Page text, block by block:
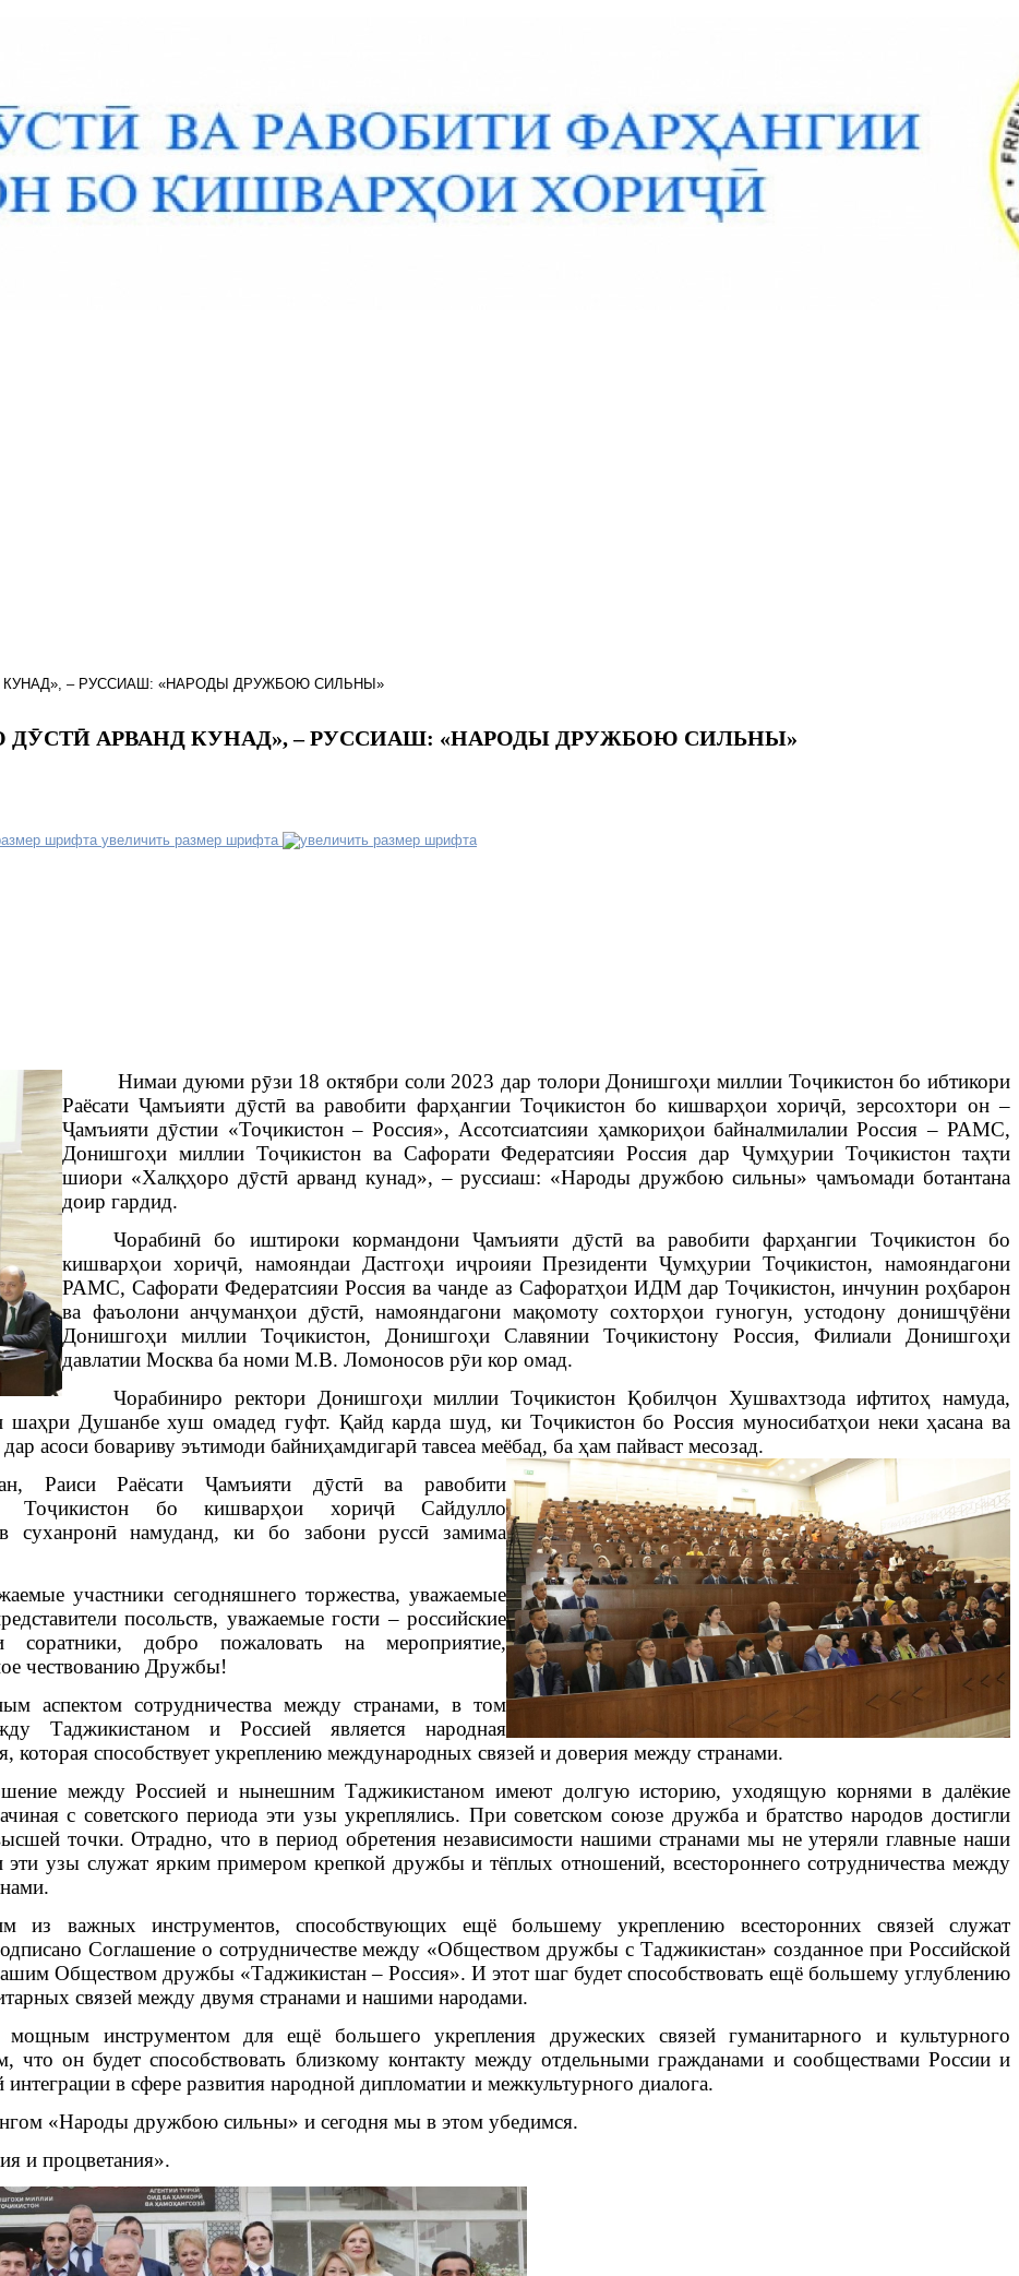
– РУССИАШ: «НАРОДЫ ДРУЖБОЮ СИЛЬНЫ»
АРВАНД КУНАД», – РУССИАШ: «НАРОДЫ ДРУЖБОЮ СИЛЬНЫ»
увеличить размер шрифта
Нимаи дуюми рӯзи 18 октябри соли 2023 дар толори Донишгоҳи миллии Тоҷикистон бо ибтикори
Раёсати Ҷамъияти дӯстӣ ва равобити фарҳангии Тоҷикистон бо кишварҳои хориҷӣ, зерсохтори он –
Ҷамъияти дӯстии «Тоҷикистон – Россия», Ассотсиатсияи ҳамкориҳои байналмилалии Россия – РАМС,
Донишгоҳи миллии Тоҷикистон ва Сафорати Федератсияи Россия дар Ҷумҳурии Тоҷикистон таҳти
шиори «Халқҳоро дӯстӣ арванд кунад», – руссиаш: «Народы дружбою сильны»ҷамъомади ботантана
доир гардид.
Чорабинӣ бо иштироки кормандониҶамъияти дӯстӣ ва равобити фарҳангии Тоҷикистон бо
кишварҳои хориҷӣ, намояндаи Дастгоҳи иҷроияи Президенти Ҷумҳурии Тоҷикистон, намояндагони
РАМС, Сафорати Федератсияи Россия ва чанде аз Сафоратҳои ИДМ дар Тоҷикистон, инчунин роҳбарон
ва фаъолони анҷуманҳои дӯстӣ, намояндагони мақомоту сохторҳои гуногун, устодону донишҷӯёни
Донишгоҳи миллии Тоҷикистон, Донишгоҳи Славянии Тоҷикистону Россия, Филиали Донишгоҳи
давлатии Москва ба номи М.В. Ломоносов рӯи кор омад.
Чорабиниро ректори Донишгоҳи миллии Тоҷикистон Қобилҷон Хушвахтзода ифтитоҳ намуда,
Душанбе хуш омадед гуфт. Қайд карда шуд, ки Тоҷикистон бо Россия муносибатҳои неки ҳасана ва
асоси бовариву эътимоди байниҳамдигарӣ тавсеа меёбад, ба ҳам пайваст месозад.
РаисиРаёсати Ҷамъияти дӯстӣ ва равобити
Тоҷикистон бо кишварҳои хориҷӣ Сайдулло
суханронӣ намуданд, ки бо забони руссӣ замима
участники сегодняшнего торжества, уважаемые
посольств, уважаемые гости – российские
соратники, добро пожаловать на мероприятие,
чествованию Дружбы!
аспектом сотрудничества между странами, в том
Таджикистаном и Россией является народная
которая способствует укреплению международных связей и доверия между странами.
между Россией и нынешним Таджикистаном имеют долгую историю, уходящую корнями в далёкие
с советского периода эти узы укреплялись. При советском союзе дружба и братство народов достигли
точки. Отрадно, что в период обретения независимости нашими странами мы не утеряли главные наши
эти узы служат ярким примером крепкой дружбы и тёплых отношений, всестороннего сотрудничества между
из важных инструментов, способствующих ещё большему укреплению всесторонних связей служат
Соглашение о сотрудничестве между «Обществом дружбы с Таджикистан» созданное при Российской
Обществом дружбы «Таджикистан – Россия». И этот шаг будет способствовать ещё большему углублению
связей между двумя странами и нашими народами.
инструментом для ещё большего укрепления дружеских связей гуманитарного и культурного
что он будет способствовать близкому контакту между отдельными гражданами и сообществами России и
в сфере развития народной дипломатии и межкультурного диалога.
«Народы дружбою сильны» и сегодня мы в этом убедимся.
и процветания».